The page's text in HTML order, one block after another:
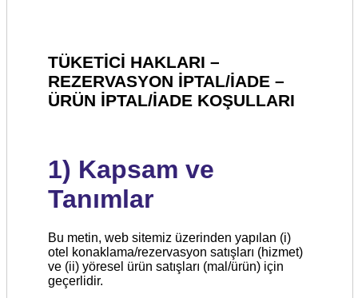
TÜKETİCİ HAKLARI –
REZERVASYON İPTAL/İADE –
ÜRÜN İPTAL/İADE KOŞULLARI
1) Kapsam ve
Tanımlar
Bu metin, web sitemiz üzerinden yapılan (i)
otel konaklama/rezervasyon satışları (hizmet)
ve (ii) yöresel ürün satışları (mal/ürün) için
geçerlidir.